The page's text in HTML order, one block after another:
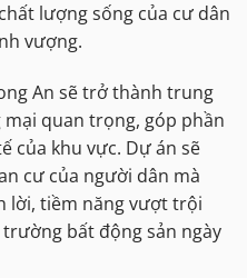
lượng sống của cư dân
vượng.
An sẽ trở thành trung
quan trọng, góp phần
của khu vực. Dự án sẽ
cư của người dân mà
lời, tiềm năng vượt trội
bất động sản ngày